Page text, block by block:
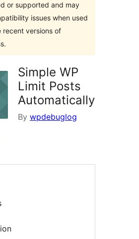
or supported and may
issues when used
recent versions of
Simple WP
Limit Posts
Automatically
By wpdebuglog